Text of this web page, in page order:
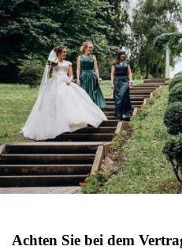
Achten Sie bei dem